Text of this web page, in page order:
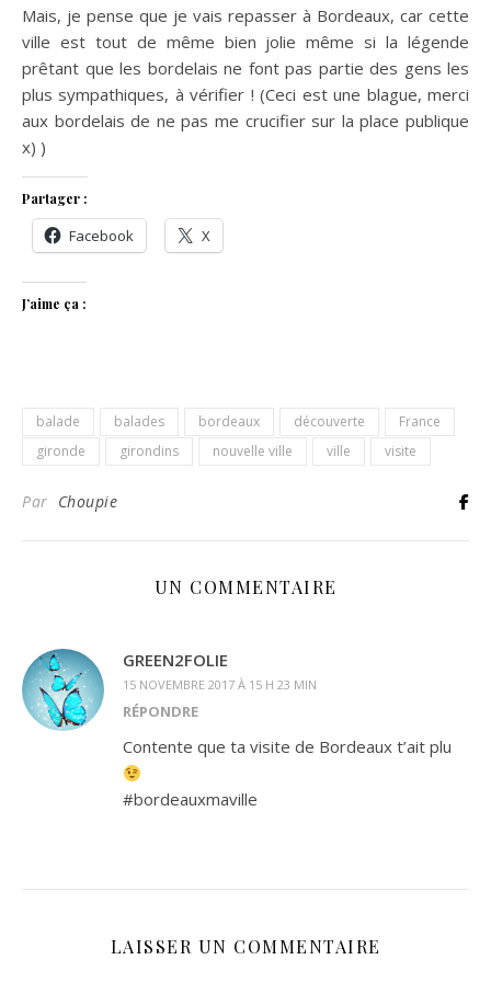
Mais, je pense que je vais repasser à Bordeaux, car cette
ville est tout de même bien jolie même si la légende
prêtant que les bordelais ne font pas partie des gens les
plus sympathiques, à vérifier ! (Ceci est une blague, merci
aux bordelais de ne pas me crucifier sur la place publique
x) )
Partager :
Facebook X
J’aime ça :
balade balades bordeaux découverte
France
gironde
girondins nouvelle ville ville visite
Par Choupie
UN COMMENTAIRE
GREEN2FOLIE
15 NOVEMBRE 2017 À 15 H 23 MIN
RÉPONDRE
Contente que ta visite de Bordeaux t’ait plu
#bordeauxmaville
LAISSER UN COMMENTAIRE